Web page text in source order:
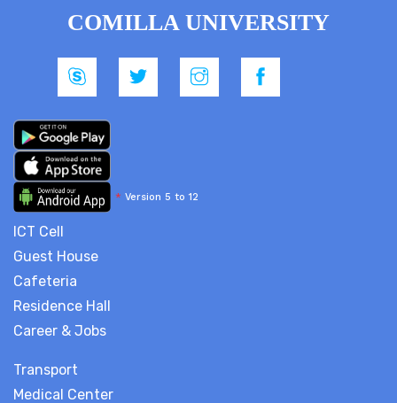
COMILLA UNIVERSITY
* Version 5 to 12
ICT Cell
Guest House
Cafeteria
Residence Hall
Career & Jobs
Transport
Medical Center